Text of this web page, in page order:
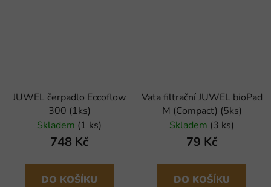
JUWEL čerpadlo Eccoflow
300 (1ks)
Skladem (1 ks)
748 Kč
DO KOŠÍKU
Vata filtrační JUWEL bioPad
M (Compact) (5ks)
Skladem (3 ks)
79 Kč
DO KOŠÍKU